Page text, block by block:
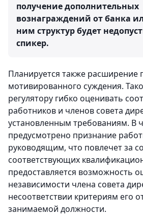
получение дополнительных
вознаграждений от банка
ним структур будет
спикер.
Планируется также расширение
мотивированного суждения.
регулятору гибко оценивать
работников и членов совета
установленным требованиям. В
предусмотрено признание
руководящим, что повлечет за
соответствующих
предоставляется возможность
независимости члена совета
несоответствии критериям его
занимаемой должности.